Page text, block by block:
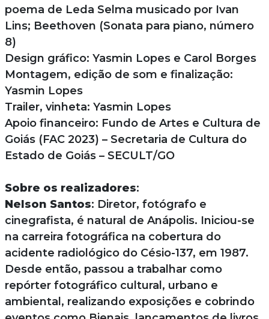
poema de Leda Selma musicado por Ivan
Lins; Beethoven (Sonata para piano, número
8)
Design gráfico: Yasmin Lopes e Carol Borges
Montagem, edição de som e finalização:
Yasmin Lopes
Trailer, vinheta: Yasmin Lopes
Apoio financeiro: Fundo de Artes e Cultura de
Goiás (FAC 2023) – Secretaria de Cultura do
Estado de Goiás – SECULT/GO
Sobre os realizadores:
Nelson Santos: Diretor, fotógrafo e
cinegrafista, é natural de Anápolis. Iniciou-se
na carreira fotográfica na cobertura do
acidente radiológico do Césio-137, em 1987.
Desde então, passou a trabalhar como
repórter fotográfico cultural, urbano e
ambiental, realizando exposições e cobrindo